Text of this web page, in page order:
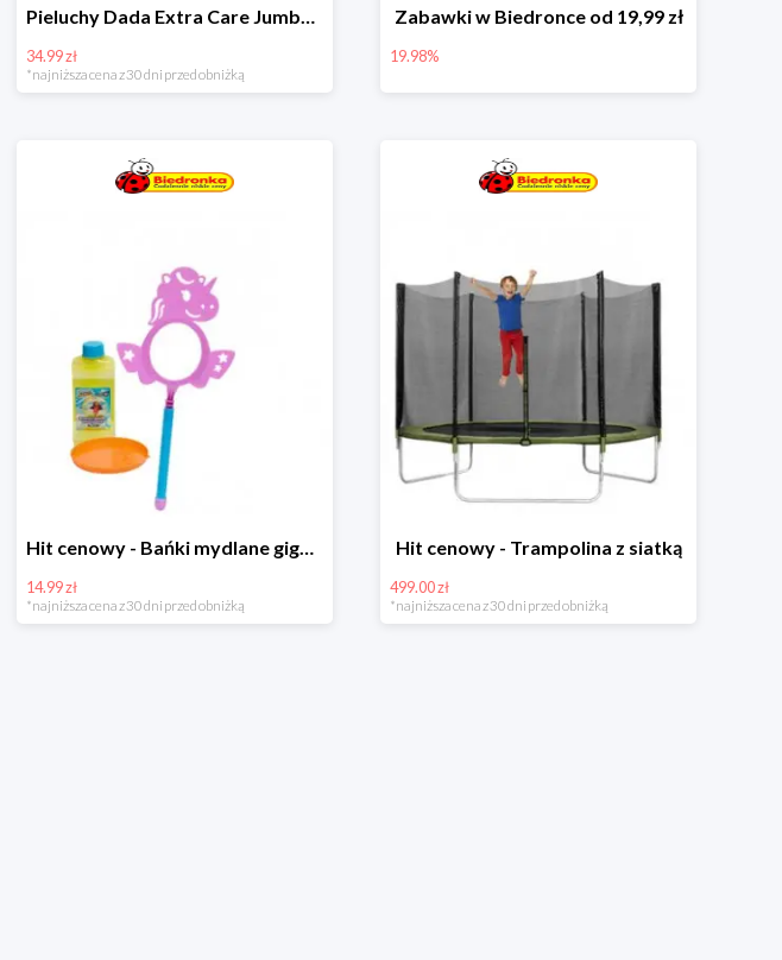
Pieluchy Dada Extra Care Jumbo Bag w super cenie
34.99 zł
*najniższa cena z 30 dni przed obniżką
Zabawki w Biedronce od 19,99 zł
19.98%
Hit cenowy - Bańki mydlane gigant lub płyn uzupełniający
14.99 zł
*najniższa cena z 30 dni przed obniżką
Hit cenowy - Trampolina z siatką
499.00 zł
*najniższa cena z 30 dni przed obniżką